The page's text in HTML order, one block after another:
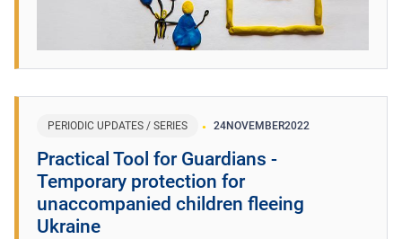
PERIODIC UPDATES / SERIES 24NOVEMBER2022
Practical Tool for Guardians -
Temporary protection for
unaccompanied children fleeing
Ukraine